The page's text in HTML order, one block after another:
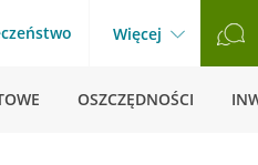
Więcej
OSZCZĘDNOŚCI